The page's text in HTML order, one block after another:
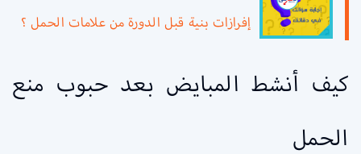
إفرازات بنية قبل الدورة من علامات الحمل ؟
كيف أنشط المبايض بعد حبوب منع
الحمل